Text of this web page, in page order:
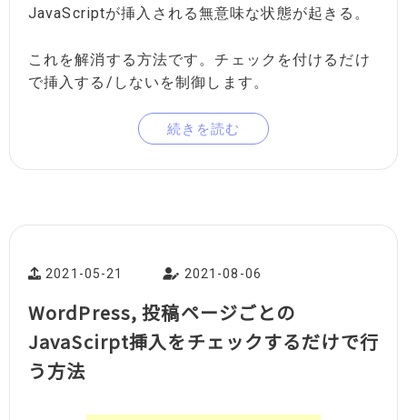
JavaScriptが挿入される無意味な状態が起きる。
これを解消する方法です。チェックを付けるだけ
で挿入する/しないを制御します。
続きを読む
2021-05-21 2021-08-06
WordPress, 投稿ページごとの
JavaScirpt挿入をチェックするだけで行
う方法